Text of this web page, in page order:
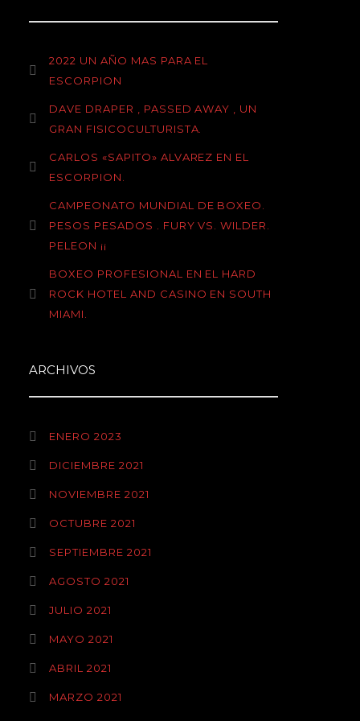
2022 UN AÑO MAS PARA EL
ESCORPION
DAVE DRAPER , PASSED AWAY , UN
GRAN FISICOCULTURISTA.
CARLOS «SAPITO» ALVAREZ EN EL
ESCORPION.
CAMPEONATO MUNDIAL DE BOXEO.
PESOS PESADOS . FURY VS. WILDER.
PELEON ¡¡
BOXEO PROFESIONAL EN EL HARD
ROCK HOTEL AND CASINO EN SOUTH
MIAMI.
ARCHIVOS
ENERO 2023
DICIEMBRE 2021
NOVIEMBRE 2021
OCTUBRE 2021
SEPTIEMBRE 2021
AGOSTO 2021
JULIO 2021
MAYO 2021
ABRIL 2021
MARZO 2021